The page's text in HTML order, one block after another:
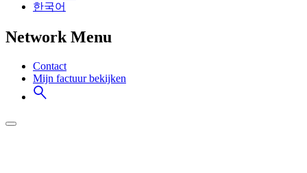
한국어
Network Menu
Contact
Mijn factuur bekijken